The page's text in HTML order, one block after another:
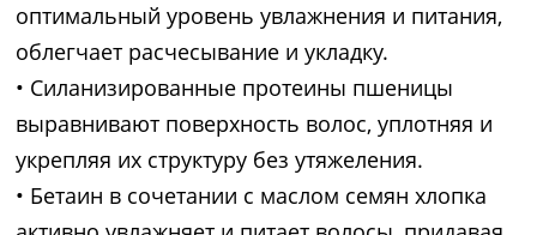
оптимальный уровень увлажнения и питания,
облегчает расчесывание и укладку.
• Силанизированные протеины пшеницы
выравнивают поверхность волос, уплотняя и
укрепляя их структуру без утяжеления.
• Бетаин в сочетании с маслом семян хлопка